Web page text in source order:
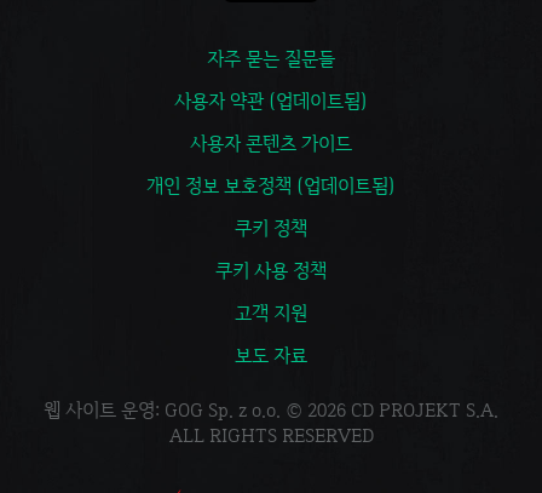
자주 묻는 질문들
사용자 약관 (업데이트됨)
사용자 콘텐츠 가이드
개인 정보 보호정책 (업데이트됨)
쿠키 정책
쿠키 사용 정책
고객 지원
보도 자료
웹 사이트 운영: GOG Sp. z o.o. © 2026 CD PROJEKT S.A.
ALL RIGHTS RESERVED